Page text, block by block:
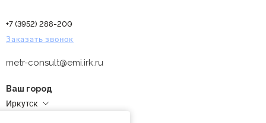
+7 (3952) 288-200
Заказать звонок
metr-consult@emi.irk.ru
Ваш город
Иркутск